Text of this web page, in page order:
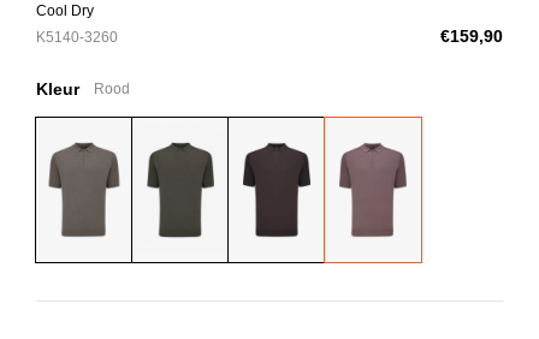
Cool Dry
K5140-3260
€159,90
Kleur Rood